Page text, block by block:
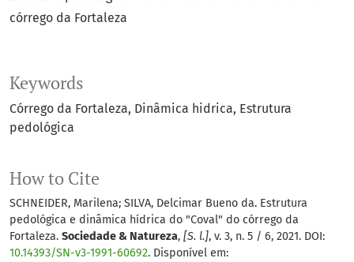
Keywords
Córrego da Fortaleza Dinâmica hidrica Estrutura
pedológica
How to Cite
SCHNEIDER, Marilena; SILVA, Delcimar Bueno da. Estrutura
pedológica e dinâmica hídrica do "Coval" do córrego da
Fortaleza. Sociedade & Natureza, [S. l.], v. 3, n. 5 / 6, 2021. DOI:
10.14393/SN-v3-1991-60692. Disponível em:
córrego da Fortaleza